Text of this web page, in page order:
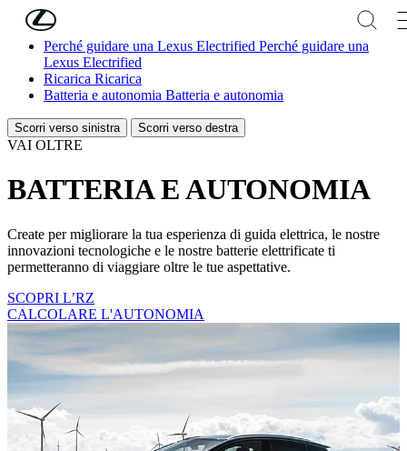
Skip to Main Content
Perché guidare una Lexus Electrified Perché guidare una
Lexus Electrified
Ricarica Ricarica
Batteria e autonomia Batteria e autonomia
Scorri verso sinistra Scorri verso destra
VAI OLTRE
BATTERIA E AUTONOMIA
Create per migliorare la tua esperienza di guida elettrica, le nostre
innovazioni tecnologiche e le nostre batterie elettrificate ti
permetteranno di viaggiare oltre le tue aspettative.
SCOPRI L’RZ
CALCOLARE L'AUTONOMIA